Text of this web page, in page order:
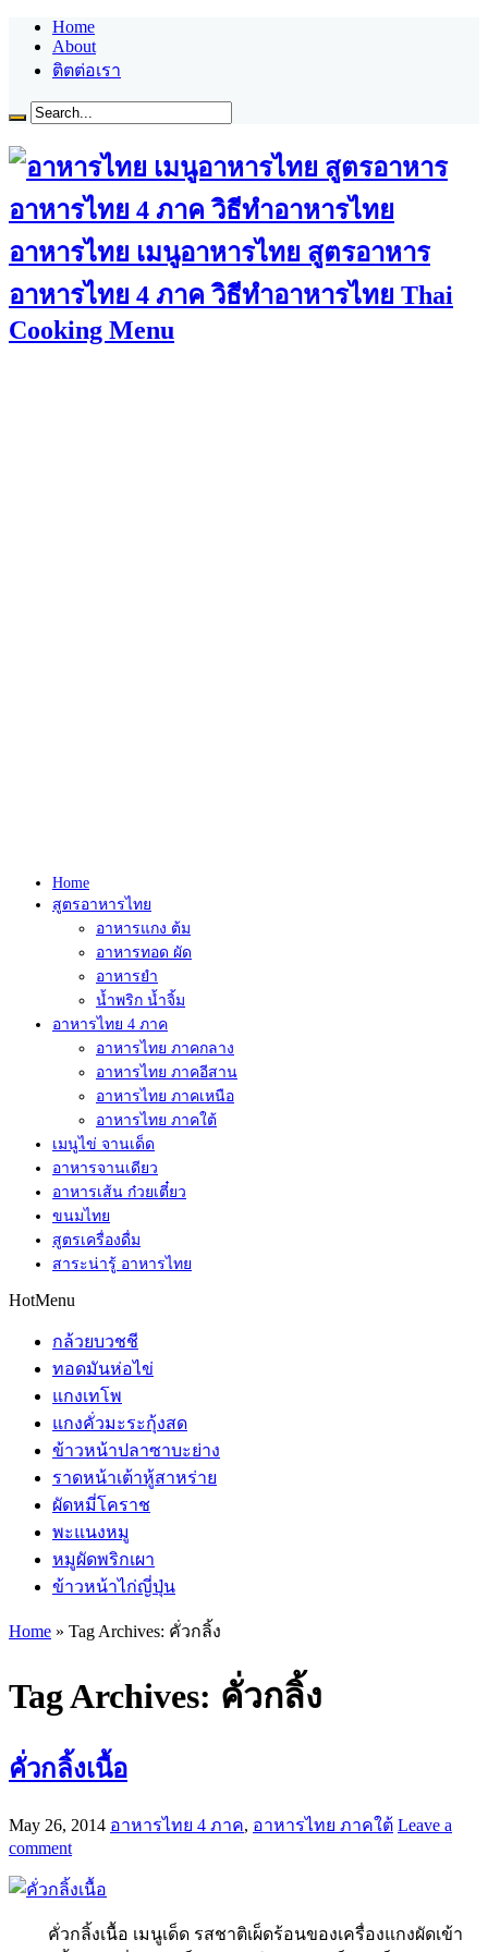
Home
About
ติตต่อเรา
อาหารไทย เมนูอาหารไทย สูตรอาหาร
อาหารไทย 4 ภาค วิธีทำอาหารไทย Thai
Cooking Menu
Home
สูตรอาหารไทย
อาหารแกง ต้ม
อาหารทอด ผัด
อาหารยำ
น้ำพริก น้ำจิ้ม
อาหารไทย 4 ภาค
อาหารไทย ภาคกลาง
อาหารไทย ภาคอีสาน
อาหารไทย ภาคเหนือ
อาหารไทย ภาคใต้
เมนูไข่ จานเด็ด
อาหารจานเดียว
อาหารเส้น ก๋วยเตี๋ยว
ขนมไทย
สูตรเครื่องดื่ม
สาระน่ารู้ อาหารไทย
HotMenu
กล้วยบวชชี
ทอดมันห่อไข่
แกงเทโพ
แกงคั่วมะระกุ้งสด
ข้าวหน้าปลาซาบะย่าง
ราดหน้าเต้าหู้สาหร่าย
ผัดหมี่โคราช
พะแนงหมู
หมูผัดพริกเผา
ข้าวหน้าไก่ญี่ปุ่น
Home » Tag Archives: คั่วกลิ้ง
Tag Archives: คั่วกลิ้ง
คั่วกลิ้งเนื้อ
May 26, 2014 อาหารไทย 4 ภาค, อาหารไทย ภาคใต้ Leave a
comment
คั่วกลิ้งเนื้อ เมนูเด็ด รสชาติเผ็ดร้อนของเครื่องแกงผัดเข้า